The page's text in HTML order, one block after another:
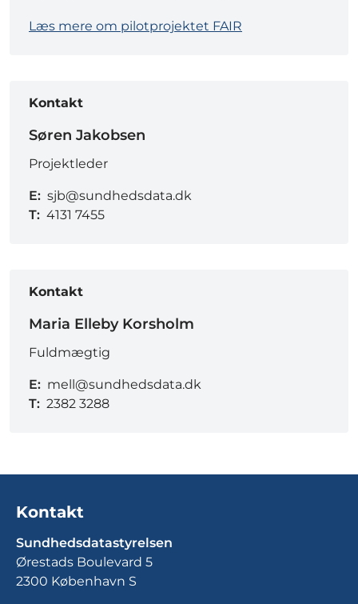
Læs mere om pilotprojektet FAIR
Kontakt
Søren Jakobsen
Projektleder
E: sjb@sundhedsdata.dk
T: 4131 7455
Kontakt
Maria Elleby Korsholm
Fuldmægtig
E: mell@sundhedsdata.dk
T: 2382 3288
Kontakt
Sundhedsdatastyrelsen
Ørestads Boulevard 5
2300 København S